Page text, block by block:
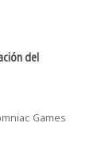
del
Games